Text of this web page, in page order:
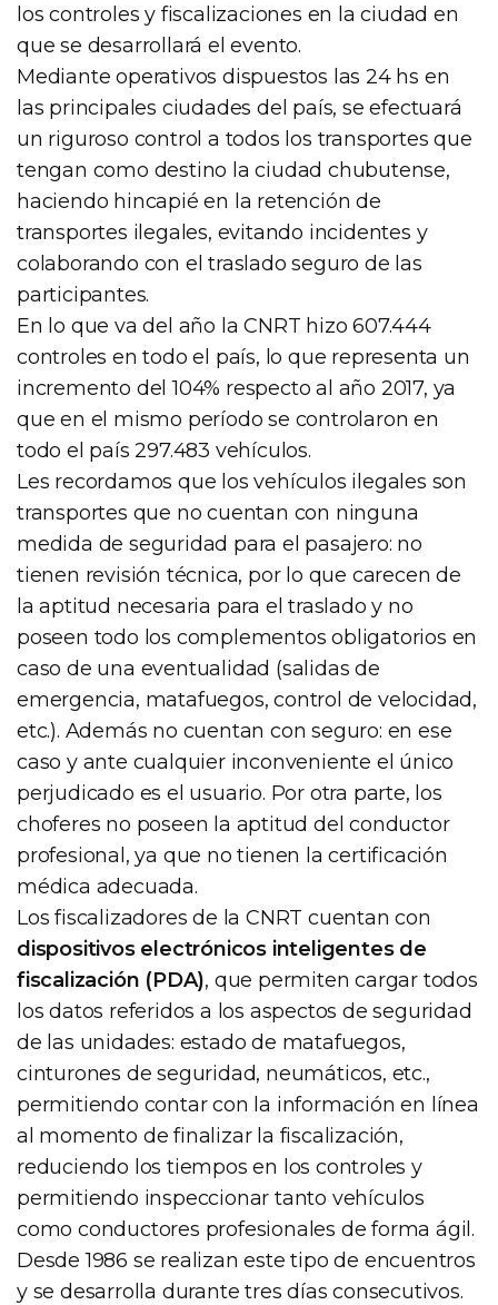
los controles y fiscalizaciones en la ciudad en
que se desarrollará el evento.
Mediante operativos dispuestos las 24 hs en
las principales ciudades del país, se efectuará
un riguroso control a todos los transportes que
tengan como destino la ciudad chubutense,
haciendo hincapié en la retención de
transportes ilegales, evitando incidentes y
colaborando con el traslado seguro de las
participantes.
En lo que va del año la CNRT hizo 607.444
controles en todo el país, lo que representa un
incremento del 104% respecto al año 2017, ya
que en el mismo período se controlaron en
todo el país 297.483 vehículos.
Les recordamos que los vehículos ilegales son
transportes que no cuentan con ninguna
medida de seguridad para el pasajero: no
tienen revisión técnica, por lo que carecen de
la aptitud necesaria para el traslado y no
poseen todo los complementos obligatorios en
caso de una eventualidad (salidas de
emergencia, matafuegos, control de velocidad,
etc.). Además no cuentan con seguro: en ese
caso y ante cualquier inconveniente el único
perjudicado es el usuario. Por otra parte, los
choferes no poseen la aptitud del conductor
profesional, ya que no tienen la certificación
médica adecuada.
Los fiscalizadores de la CNRT cuentan con
dispositivos electrónicos inteligentes de
fiscalización (PDA), que permiten cargar todos
los datos referidos a los aspectos de seguridad
de las unidades: estado de matafuegos,
cinturones de seguridad, neumáticos, etc.,
permitiendo contar con la información en línea
al momento de finalizar la fiscalización,
reduciendo los tiempos en los controles y
permitiendo inspeccionar tanto vehículos
como conductores profesionales de forma ágil.
Desde 1986 se realizan este tipo de encuentros
y se desarrolla durante tres días consecutivos.